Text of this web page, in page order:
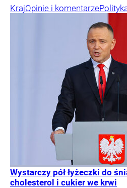
KrajOpinie i komentarze
Wystarczy pół łyżeczki do
cholesterol i cukier we krwi